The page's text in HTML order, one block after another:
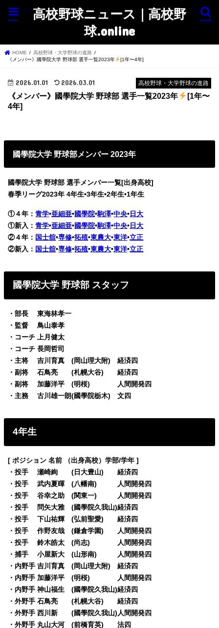
高校野球ニュース｜高校野
球.online
search
menu
HOME
高校野球・大学野球の進路
《メンバー》國學院大学 野球部 選手一覧2023年
[1年〜4年]
高校野球・大学野球の進路
2026.01.01 2026.03.01
《メンバー》國學院大学 野球部 選手一覧2023年
[1年〜
4年]
國學院大学 野球部メンバー 2023年
國學院大学 野球部 選手メンバー一覧[出身高校]
春季リーグ2023年4年生•3年生•2年生•1年生
①４年：青学•亜細亜•國學院•駒澤•中央•日大
①新入：青学•亜細亜•國學院•駒澤•中央•日大
②４年： 国士舘•専修•拓殖•東農大•東洋•立正
②新入： 国士舘•専修•拓殖•東農大•東洋•立正
國學院大学 野球部 スタッフ
・部長 東海林孝一
・監督 鳥山泰孝
・コーチ 上月健太
・コーチ 長岡哲司
・主将 吉川育真 (岡山理大附) 経済四
・副将 石鳥亮 (札幌大谷) 経済四
・副将 加藤洋平 (明桜) 人間開発四
・主務 古川雄一朗(國學院栃木) 文四
4年生
[ ポジション 名前 （出身高校）学部/学年 ]
・投手 瀬崎絢 (日大豊山) 経済四
・投手 武内夏暉 (八幡南) 人間開発四
・投手 谷幸之助 (関東一) 人間開発四
・投手 問矢大雅 (國學院久我山)経済四
・投手 下山祐輝 (弘前聖愛) 経済四
・投手 作野友哉 (鎌倉学園) 人間開発四
・投手 鈴木皓太 (尚志) 人間開発四
・捕手 小屋新大 (山形南) 人間開発四
・内野手 吉川育真 (岡山理大附) 経済四
・内野手 加藤洋平 (明桜) 人間開発四
・内野手 神山福生 (國學院久我山)経済四
・外野手 石鳥亮 (札幌大谷) 経済四
・外野手 西川新 (國學院久我山)人間開発四
・外野手 丸山大河 (前橋育英) 法四